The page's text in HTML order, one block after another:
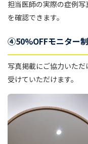
担当医師の実際の症例
を確認できます。
④50%OFFモニター
写真掲載にご協力いた
受けていただけます。